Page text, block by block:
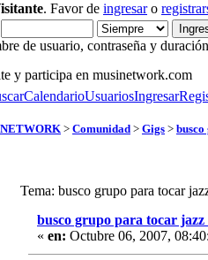
. Favor de ingresaro
de usuario, contraseña y
y participa en musinetwork.com
CalendarioUsuariosIngresar
> Comunidad > Gigs >
Tema: busco grupo para tocar
busco grupo para tocar jazz
« en: Octubre 06, 2007,